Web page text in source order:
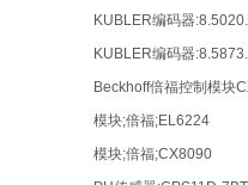
KUBLER编码器
KUBLER编码器
Beckhoff倍福控制模块
模块;倍福;EL6224
模块;倍福;CX8090